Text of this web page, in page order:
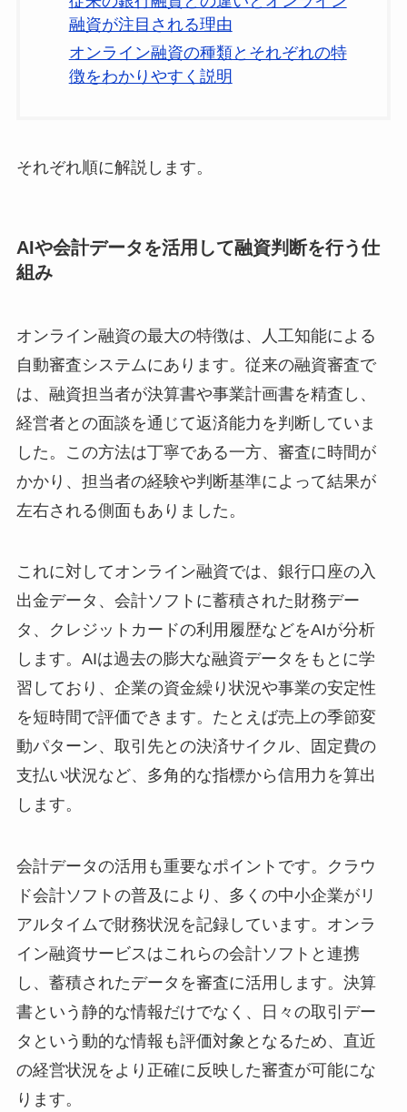
融資が注目される理由
オンライン融資の種類とそれぞれの特
徴をわかりやすく説明
それぞれ順に解説します。
AIや会計データを活用して融資判断を行う仕
組み
オンライン融資の最大の特徴は、人工知能による
自動審査システムにあります。従来の融資審査で
は、融資担当者が決算書や事業計画書を精査し、
経営者との面談を通じて返済能力を判断していま
した。この方法は丁寧である一方、審査に時間が
かかり、担当者の経験や判断基準によって結果が
左右される側面もありました。
これに対してオンライン融資では、銀行口座の入
出金データ、会計ソフトに蓄積された財務デー
タ、クレジットカードの利用履歴などをAIが分析
します。AIは過去の膨大な融資データをもとに学
習しており、企業の資金繰り状況や事業の安定性
を短時間で評価できます。たとえば売上の季節変
動パターン、取引先との決済サイクル、固定費の
支払い状況など、多角的な指標から信用力を算出
します。
会計データの活用も重要なポイントです。クラウ
ド会計ソフトの普及により、多くの中小企業がリ
アルタイムで財務状況を記録しています。オンラ
イン融資サービスはこれらの会計ソフトと連携
し、蓄積されたデータを審査に活用します。決算
書という静的な情報だけでなく、日々の取引デー
タという動的な情報も評価対象となるため、直近
の経営状況をより正確に反映した審査が可能にな
ります。